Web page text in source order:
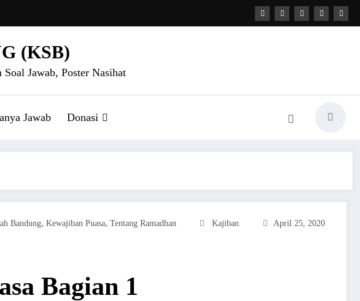
(KSB)
Jawab, Poster Nasihat
Jawab Donasi
Bandung, Kewajiban Puasa, Tentang Ramadhan Kajiban April 25, 2020
Bagian 1